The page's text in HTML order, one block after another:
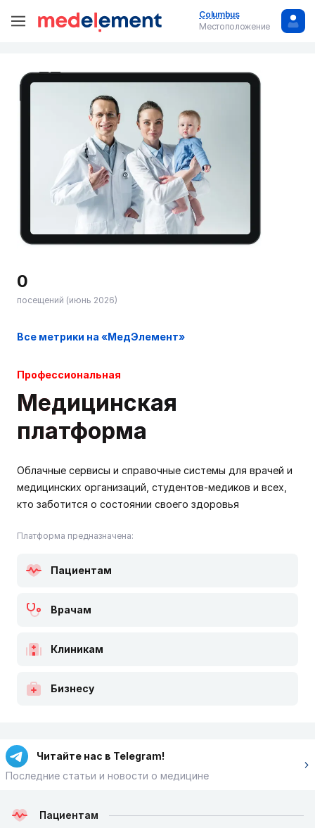
Columbus
Местоположение
0
посещений (июнь 2026)
Все метрики на «МедЭлемент»
Профессиональная
Медицинская
платформа
Облачные сервисы и справочные системы для врачей и
медицинских организаций, студентов-медиков и всех,
кто заботится о состоянии своего здоровья
Платформа предназначена:
Пациентам
Врачам
Клиникам
Бизнесу
Читайте нас в Telegram!
Последние статьи и новости о медицине
Пациентам